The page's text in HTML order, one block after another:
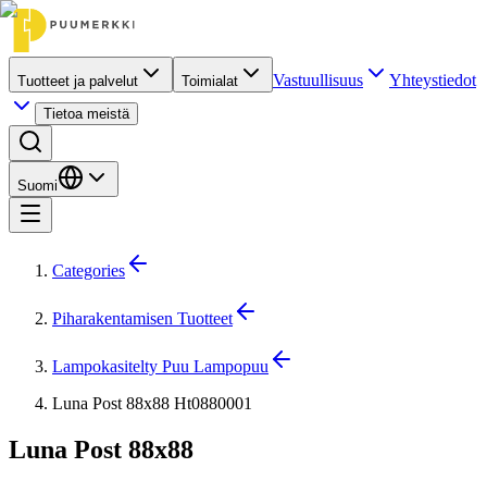
Tuotteet ja palvelut Toimialat Vastuullisuus Yhteystiedot
Tietoa meistä
Suomi
Categories
Piharakentamisen Tuotteet
Lampokasitelty Puu Lampopuu
Luna Post 88x88 Ht0880001
Luna Post 88x88